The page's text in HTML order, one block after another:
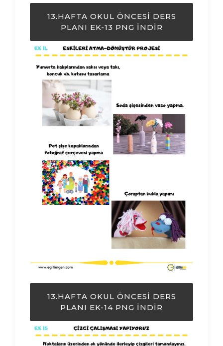
13.HAFTA OKUL ÖNCESI DERS
PLANI EK-13 PNG İNDIR
13.HAFTA OKUL ÖNCESI DERS
PLANI EK-14 PNG İNDIR